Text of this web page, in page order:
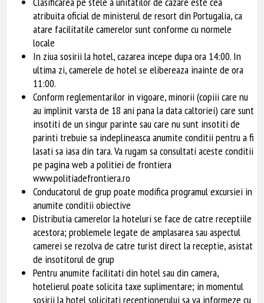
atribuita oficial de ministerul de resort din Portugalia, ca
atare facilitatile camerelor sunt conforme cu normele
locale
In ziua sosirii la hotel, cazarea incepe dupa ora 14:00. In
ultima zi, camerele de hotel se elibereaza inainte de ora
11:00.
Conform reglementarilor in vigoare, minorii (copiii care nu
au implinit varsta de 18 ani pana la data caltoriei) care sunt
insotiti de un singur parinte sau care nu sunt insotiti de
parinti trebuie sa indeplineasca anumite conditii pentru a fi
lasati sa iasa din tara. Va rugam sa consultati aceste conditii
pe pagina web a politiei de frontiera
www.politiadefrontiera.ro
Conducatorul de grup poate modifica programul excursiei in
anumite conditii obiective
Distributia camerelor la hoteluri se face de catre receptiile
acestora; problemele legate de amplasarea sau aspectul
camerei se rezolva de catre turist direct la receptie, asistat
de insotitorul de grup
Pentru anumite facilitati din hotel sau din camera,
hotelierul poate solicita taxe suplimentare; in momentul
sosirii la hotel solicitati receptionerului sa va informeze cu